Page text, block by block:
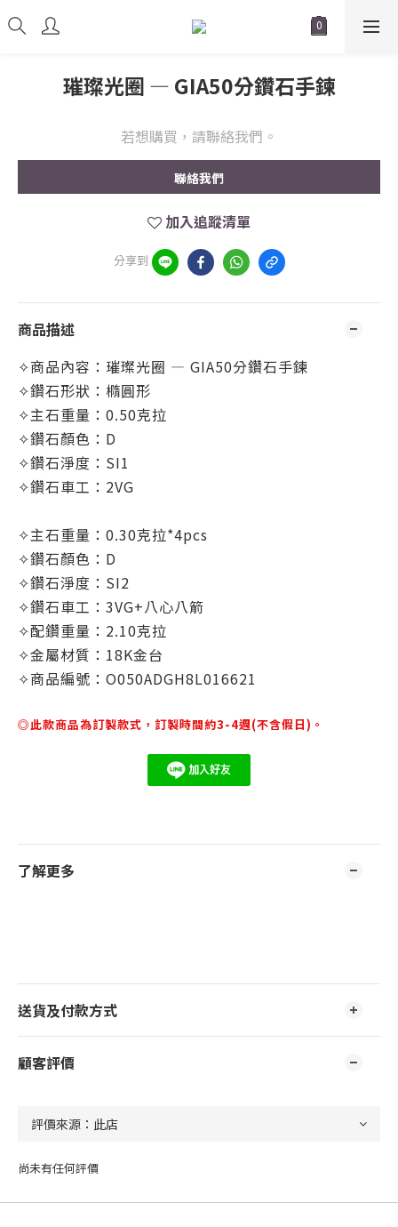
璀璨光圈 — GIA50分鑽石手鍊
若想購買，請聯絡我們。
聯絡我們
加入追蹤清單
分享到
商品描述
✧商品內容：璀璨光圈 — GIA50分鑽石手鍊
✧鑽石形狀：橢圓形
✧主石重量： 0.50克拉
✧鑽石顏色：D
✧鑽石淨度：SI1
✧鑽石車工：2VG
✧主石重量： 0.30克拉*4pcs
✧鑽石顏色：D
✧鑽石淨度：SI2
✧鑽石車工：3VG+八心八箭
✧配鑽重量：2.10克拉
✧金屬材質：18K金台
✧商品編號：O050ADGH8L016621
◎此款商品為訂製款式，訂製時間約3-4週(不含假日)。
了解更多
送貨及付款方式
顧客評價
尚未有任何評價